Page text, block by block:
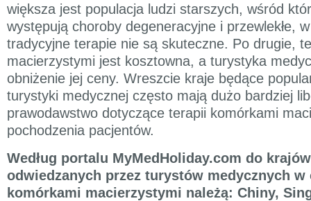
większa jest populacja ludzi starszych, wśród
występują choroby degeneracyjne i przewlekłe,
tradycyjne terapie nie są skuteczne. Po drugie,
macierzystymi jest kosztowna, a turystyka
obniżenie jej ceny. Wreszcie kraje będące
turystyki medycznej często mają dużo bardziej
prawodawstwo dotyczące terapii komórkami
pochodzenia pacjentów.
Według portalu MyMedHoliday.com do
odwiedzanych przez turystów medycznych
komórkami macierzystymi należą: Chiny,